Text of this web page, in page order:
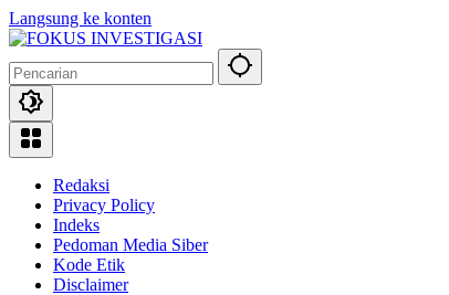
Langsung ke konten
Redaksi
Privacy Policy
Indeks
Pedoman Media Siber
Kode Etik
Disclaimer